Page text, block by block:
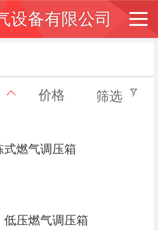
设备有限公司
价格 筛选
式燃气调压箱
低压燃气调压箱